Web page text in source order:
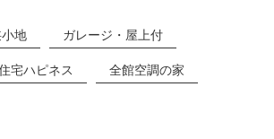
地
ガレージ・屋上付
宅ハピネス
全館空調の家